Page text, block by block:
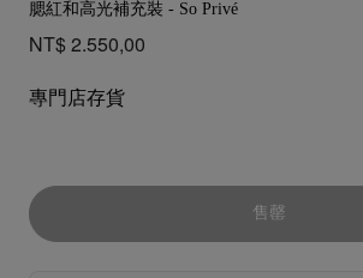
腮紅和高光補充裝 - So Privé
NT$ 2.550,00
專門店存貨
售罄